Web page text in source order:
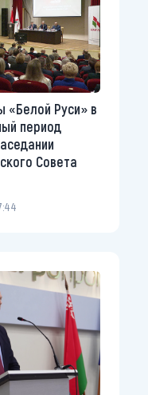
«Белой Руси» в
период
Совета